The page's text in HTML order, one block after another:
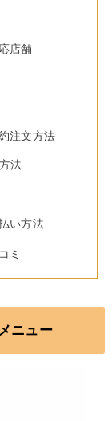
店舗
注文方法
法
い方法
ミ
ニュー